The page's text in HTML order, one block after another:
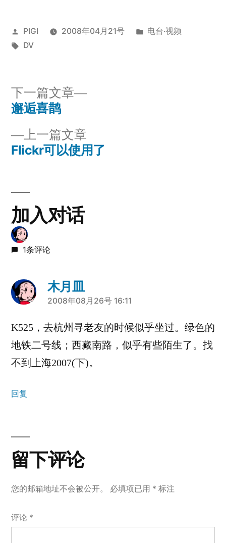
发
布
PIGI 2008年04月21号
发
电台·视频
标
DV
文
章
航
上一篇文章
一
Flickr可以使用了
下一篇文章
下
章：
邂逅喜鹊
加入对话
1条评论
木月皿
说：
2008年08月26号 16:11
K525，去杭州寻老友的时候似乎坐过。绿色的
地铁二号线；西藏南路，似乎有些陌生了。找
不到上海2007(下)。
回复
留
下
论
您的邮箱地址不会被公开。 必填项已用 * 标注
评论 *
留下评论